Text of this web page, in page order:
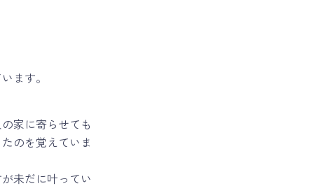
ます。
家に寄らせても
のを覚えていま
未だに叶ってい